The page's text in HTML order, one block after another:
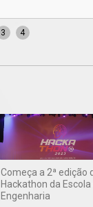
3 4
Começa a 2ª edição
Hackathon da Escola
Engenharia